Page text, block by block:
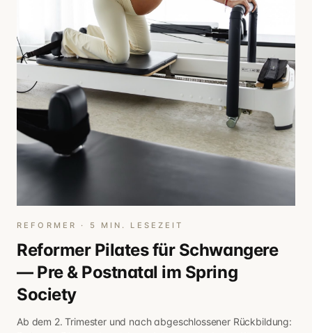
REFORMER · 5 MIN. LESEZEIT
Reformer Pilates für Schwangere
— Pre & Postnatal im Spring
Society
Ab dem 2. Trimester und nach abgeschlossener Rückbildung: